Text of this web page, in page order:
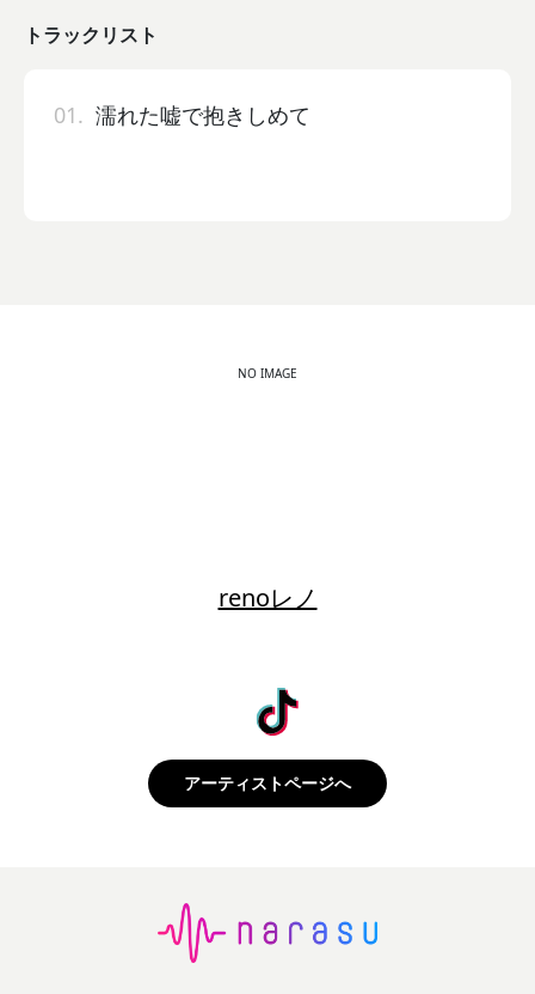
トラックリスト
01. 濡れた嘘で抱きしめて
NO IMAGE
renoレノ
アーティストページへ